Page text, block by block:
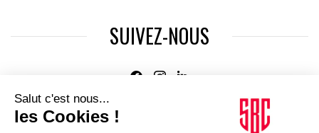
SUIVEZ-NOUS